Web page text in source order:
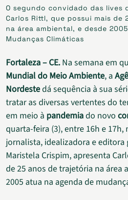
O segundo convidado das lives
Carlos Rittl, que possui mais de
na área ambiental, e desde
Mudanças Climáticas
Fortaleza – CE. Na semana em
Mundial do Meio Ambiente, a
Nordestedá sequência à sua
tratar as diversas vertentes do
em meio à pandemiado novo
quarta-feira (3), entre 16h e 17h,
jornalista, idealizadora e editora
Maristela Crispim, apresenta
de 25 anos de trajetória na área
2005 atua na agenda de